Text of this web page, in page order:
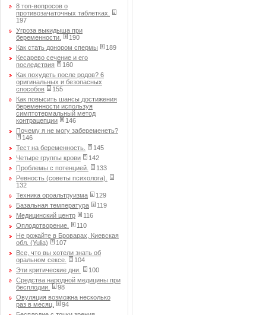
8 топ-вопросов о
противозачаточных таблетках.
197
Угроза выкидыша при
беременности.
190
Как стать донором спермы
189
Кесарево сечение и его
последствия
160
Как похудеть после родов? 6
оригинальных и безопасных
способов
155
Как повысить шансы достижения
беременности используя
симптотермальный метод
контрацепции
146
Почему я не могу забеременеть?
146
Тест на беременность.
145
Четыре группы крови
142
Проблемы с потенцией.
133
Ревность (советы психолога).
132
Техника ороальтруизма
129
Базальная температура
119
Медицинский центр
116
Оплодотворение.
110
Не рожайте в Броварах, Киевская
обл. (Yulia)
107
Все, что вы хотели знать об
оральном сексе.
104
Эти критические дни.
100
Средства народной медицины при
бесплодии.
98
Овуляция возможна несколько
раз в месяц.
94